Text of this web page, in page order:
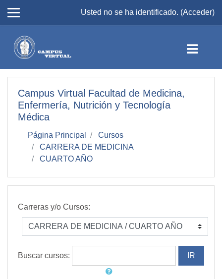
Usted no se ha identificado. (Acceder)
Campus Virtual Facultad de Medicina,
Enfermería, Nutrición y Tecnología
Médica
Página Principal
Cursos
CARRERA DE MEDICINA
CUARTO AÑO
Carreras y/o Cursos:
Buscar cursos: